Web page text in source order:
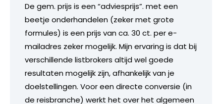
De gem. prijs is een “adviesprijs”. met een
beetje onderhandelen (zeker met grote
formules) is een prijs van ca. 30 ct. per e-
mailadres zeker mogelijk. Mijn ervaring is dat bij
verschillende listbrokers altijd wel goede
resultaten mogelijk zijn, afhankelijk van je
doelstellingen. Voor een directe conversie (in
de reisbranche) werkt het over het algemeen